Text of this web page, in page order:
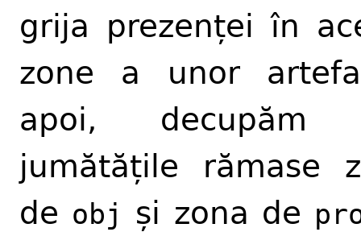
grija prezenței în
zone a unor
apoi, decupăm
jumătățile rămase
de obj și zona de